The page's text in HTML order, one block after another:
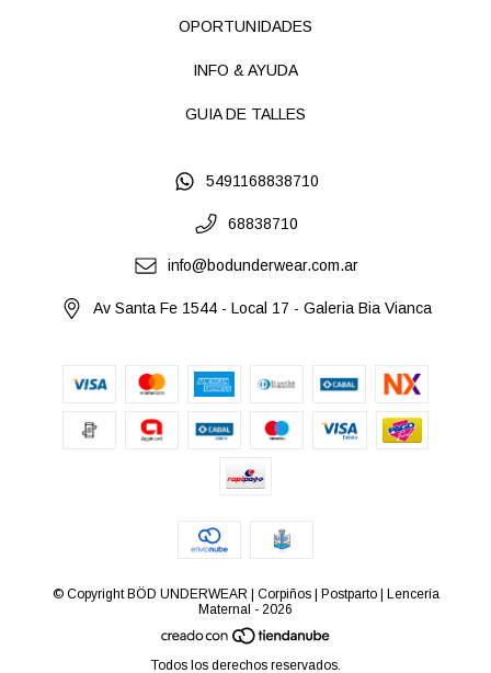
OPORTUNIDADES
INFO & AYUDA
GUIA DE TALLES
5491168838710
68838710
info@bodunderwear.com.ar
Av Santa Fe 1544 - Local 17 - Galeria Bia Vianca
© Copyright BÖD UNDERWEAR | Corpiños | Postparto | Lencería
Maternal - 2026
Todos los derechos reservados.